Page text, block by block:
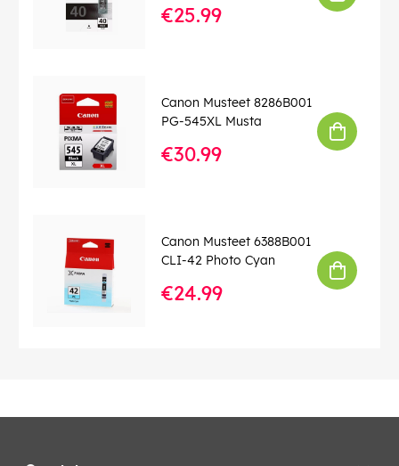
€25.99
Canon Musteet 8286B001
PG-545XL Musta
€30.99
Canon Musteet 6388B001
CLI-42 Photo Cyan
€24.99